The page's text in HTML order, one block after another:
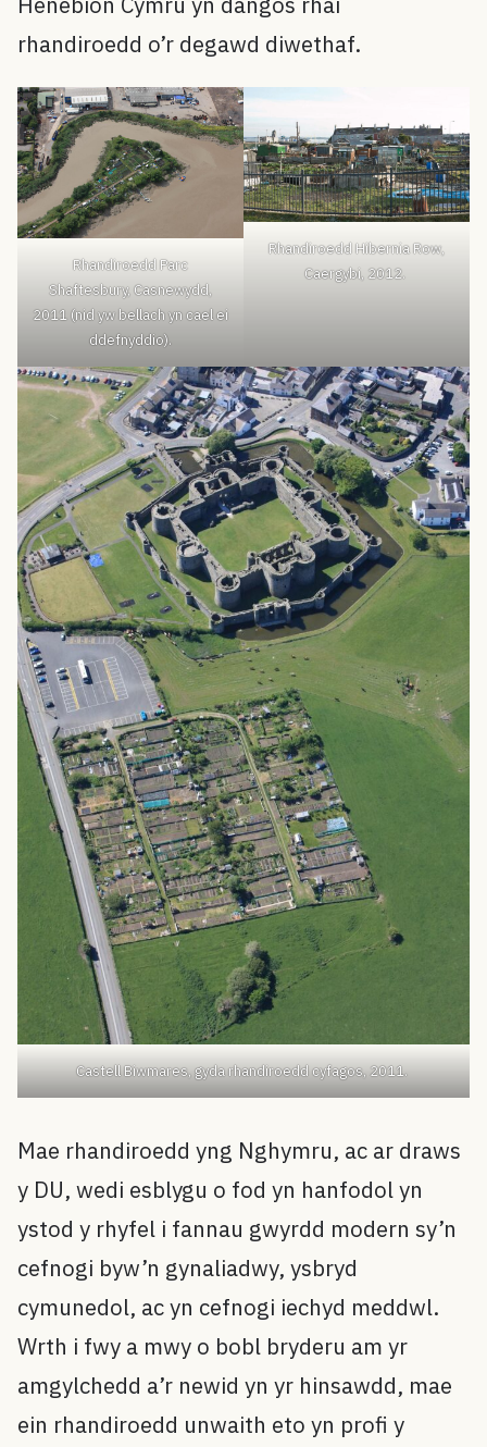
rhandiroedd o’r degawd diwethaf.
Rhandiroedd Parc
Shaftesbury, Casnewydd,
2011 (nid yw bellach yn cael ei
ddefnyddio).
Rhandiroedd Hibernia Row,
Caergybi, 2012.
Castell Biwmares, gyda rhandiroedd cyfagos, 2011.
Mae rhandiroedd yng Nghymru, ac ar draws
y DU, wedi esblygu o fod yn hanfodol yn
ystod y rhyfel i fannau gwyrdd modern sy’n
cefnogi byw’n gynaliadwy, ysbryd
cymunedol, ac yn cefnogi iechyd meddwl.
Wrth i fwy a mwy o bobl bryderu am yr
amgylchedd a’r newid yn yr hinsawdd, mae
ein rhandiroedd unwaith eto yn profi y